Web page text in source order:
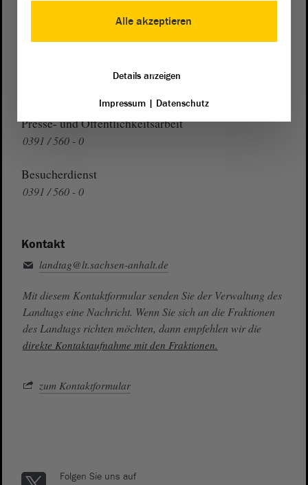
0391 / 560 - 0
Presse- und Öffentlichkeitsarbeit
0391 / 560 - 0
Besucherdienst
0391 / 560 - 0
Kontakt
landtag@lt.sachsen-anhalt.de
Mit diesem Kontaktformular senden Sie der Verwaltung des
Landtags eine Nachricht. Wenn Sie sich an die Fraktionen
des Landtags richten möchten, dann empfehlen wir die
direkte Kontaktaufnahme mit den Fraktionen.
zum Kontaktformular
Folgen Sie uns auf
Alle akzeptieren
Details anzeigen
Impressum| Datenschutz